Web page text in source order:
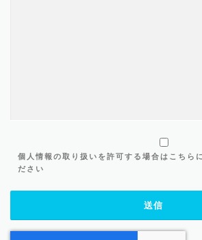
個人情報の取り扱いを許可する場合はこちら
ださい